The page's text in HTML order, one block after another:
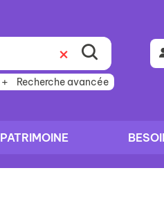
Recherche avancée
PATRIMOINE